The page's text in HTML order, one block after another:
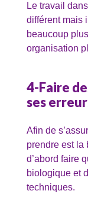
Le travail
différent mais
beaucoup
organisation
4-Faire
ses
Afin de
prendre est la
d’abord faire
biologique et
techniques.